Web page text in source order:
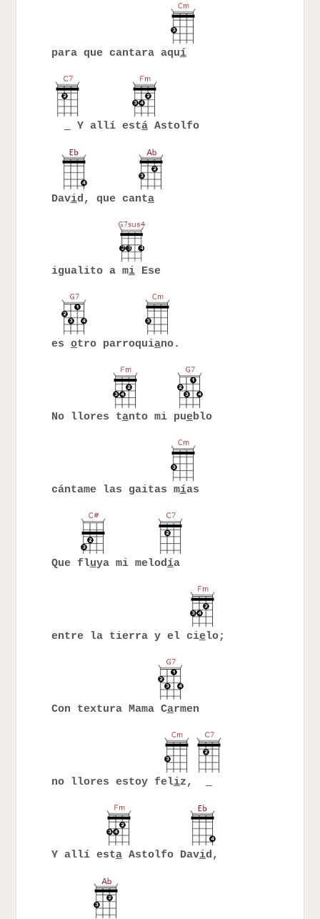
para que cantara aquí
Y allí estáAstolfo
David, que canta
igualito a miEse
es otro parroquiano.
No llores tanto mi pueblo
cántame las gaitas mías
Que fluya mi melodía
entre la tierra y el cielo;
Con textura Mama Carmen
no llores estoy feliz,
Y allí estaAstolfo David,